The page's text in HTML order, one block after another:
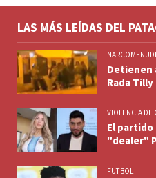
LAS MÁS LEÍDAS DEL
Detienen
Rada
VIOLENCIA DE
El
"dealer"
FUTBOL